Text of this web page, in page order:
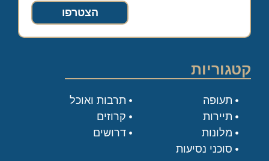
הצטרפו
קטגוריות
תעופה
תיירות
מלונות
סוכני נסיעות
תרבות ואוכל
קרוזים
דרושים